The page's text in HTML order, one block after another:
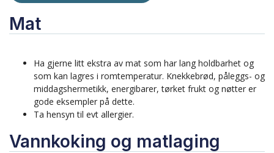
Mat
Ha gjerne litt ekstra av mat som har lang holdbarhet og
som kan lagres i romtemperatur. Knekkebrød, påleggs- og
middagshermetikk, energibarer, tørket frukt og nøtter er
gode eksempler på dette.
Ta hensyn til evt allergier.
Vannkoking og matlaging